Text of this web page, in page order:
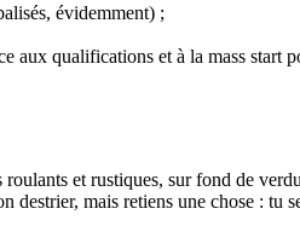
évidemment) ;
aux qualifications et à la mass start
et rustiques, sur fond de
mais retiens une chose : tu